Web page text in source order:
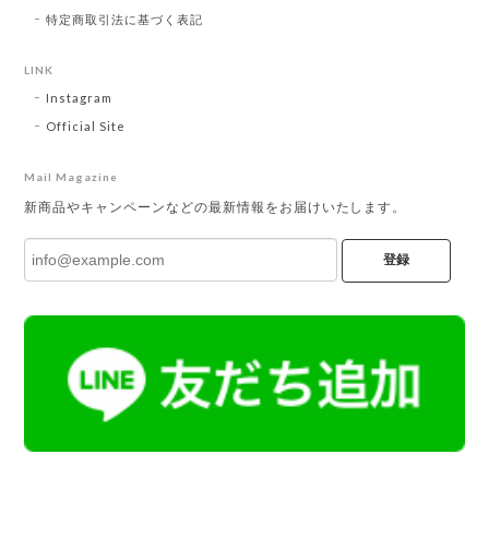
特定商取引法に基づく表記
LINK
Instagram
Official Site
Mail Magazine
新商品やキャンペーンなどの最新情報をお届けいたします。
登録